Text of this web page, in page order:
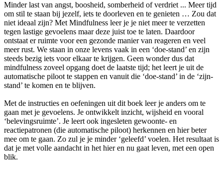
Minder last van angst, boosheid, somberheid of verdriet ... Meer tijd
om stil te staan bij jezelf, iets te doorleven en te genieten … Zou dat
niet ideaal zijn? Met Mindfulness leer je je niet meer te verzetten
tegen lastige gevoelens maar deze juist toe te laten. Daardoor
ontstaat er ruimte voor een gezonde manier van reageren en veel
meer rust. We staan in onze levens vaak in een ‘doe-stand’ en zijn
steeds bezig iets voor elkaar te krijgen. Geen wonder dus dat
mindfulness zoveel opgang doet de laatste tijd; het leert je uit de
automatische piloot te stappen en vanuit die ‘doe-stand’ in de ‘zijn-
stand’ te komen en te blijven.
Met de instructies en oefeningen uit dit boek leer je anders om te
gaan met je gevoelens. Je ontwikkelt inzicht, wijsheid en vooral
‘belevingsruimte’. Je leert ook ingesleten gewoonte- en
reactiepatronen (die automatische piloot) herkennen en hier beter
mee om te gaan. Zo zul je je minder ‘geleefd’ voelen. Het resultaat is
dat je met volle aandacht in het hier en nu gaat leven, met een open
blik.